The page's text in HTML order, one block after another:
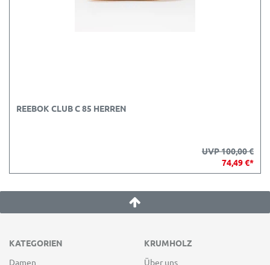
REEBOK CLUB C 85 HERREN
UVP 100,00 €
74,49 €*
KATEGORIEN
Damen
KRUMHOLZ
Über uns